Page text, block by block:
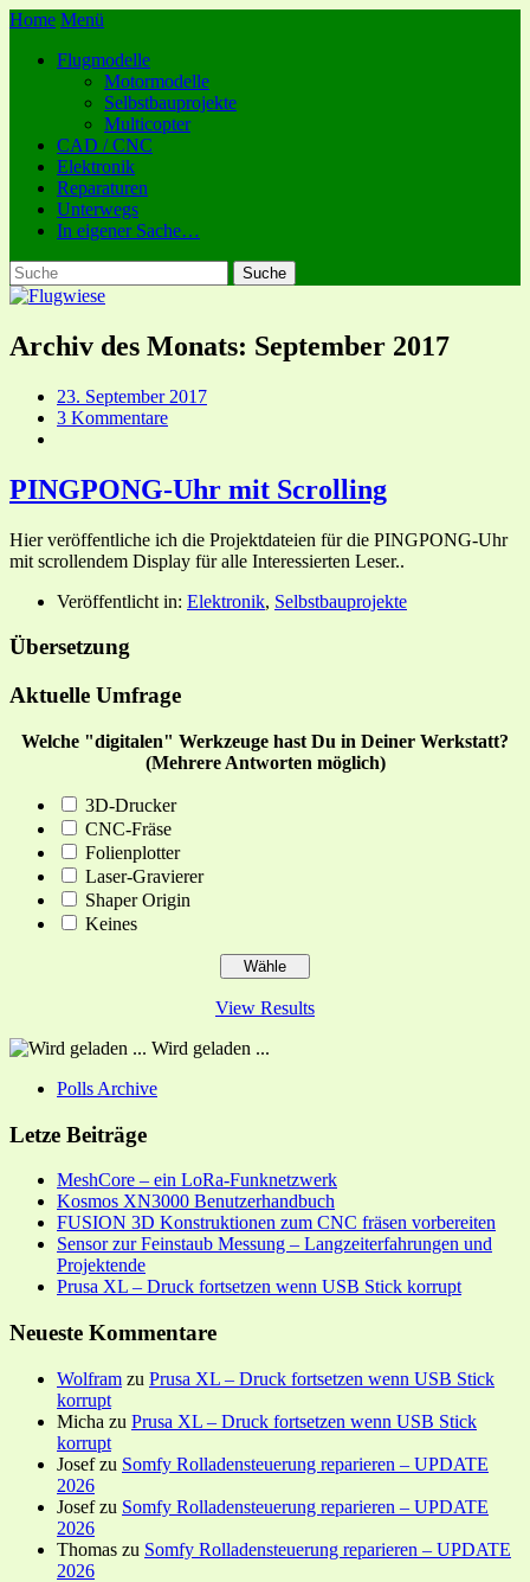
Home Menü
Flugmodelle
Motormodelle
Selbstbauprojekte
Multicopter
CAD / CNC
Elektronik
Reparaturen
Unterwegs
In eigener Sache…
Archiv des Monats: September 2017
23. September 2017
3 Kommentare
PINGPONG-Uhr mit Scrolling
Hier veröffentliche ich die Projektdateien für die PINGPONG-Uhr
mit scrollendem Display für alle Interessierten Leser..
Veröffentlicht in: Elektronik, Selbstbauprojekte
Übersetzung
Aktuelle Umfrage
Welche "digitalen" Werkzeuge hast Du in Deiner Werkstatt?
(Mehrere Antworten möglich)
3D-Drucker
CNC-Fräse
Folienplotter
Laser-Gravierer
Shaper Origin
Keines
View Results
Wird geladen ...
Polls Archive
Letze Beiträge
MeshCore – ein LoRa-Funknetzwerk
Kosmos XN3000 Benutzerhandbuch
FUSION 3D Konstruktionen zum CNC fräsen vorbereiten
Sensor zur Feinstaub Messung – Langzeiterfahrungen und
Projektende
Prusa XL – Druck fortsetzen wenn USB Stick korrupt
Neueste Kommentare
Wolfram zu Prusa XL – Druck fortsetzen wenn USB Stick
korrupt
Micha zu Prusa XL – Druck fortsetzen wenn USB Stick
korrupt
Josefzu Somfy Rolladensteuerung reparieren – UPDATE
2026
Josefzu Somfy Rolladensteuerung reparieren – UPDATE
2026
Thomas zu Somfy Rolladensteuerung reparieren – UPDATE
2026